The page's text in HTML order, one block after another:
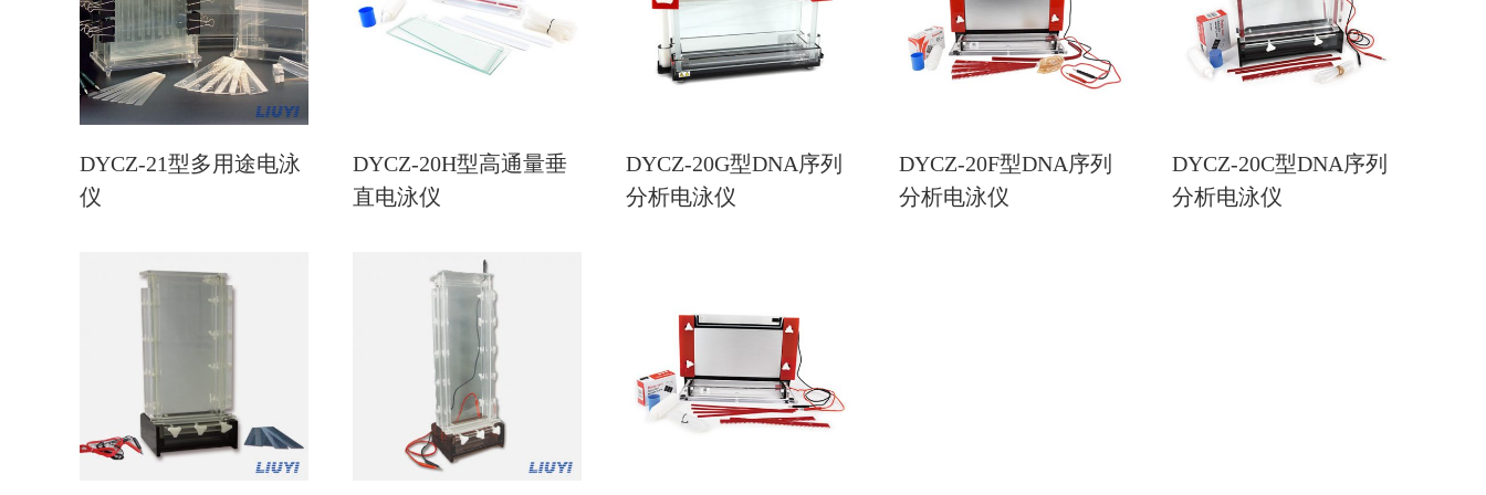
DYCZ-21型多用途电泳
仪
DYCZ-20H型高通量垂
直电泳仪
DYCZ-20G型DNA序列
分析电泳仪
DYCZ-20F型DNA序列
分析电泳仪
DYCZ-20C型DNA序列
分析电泳仪